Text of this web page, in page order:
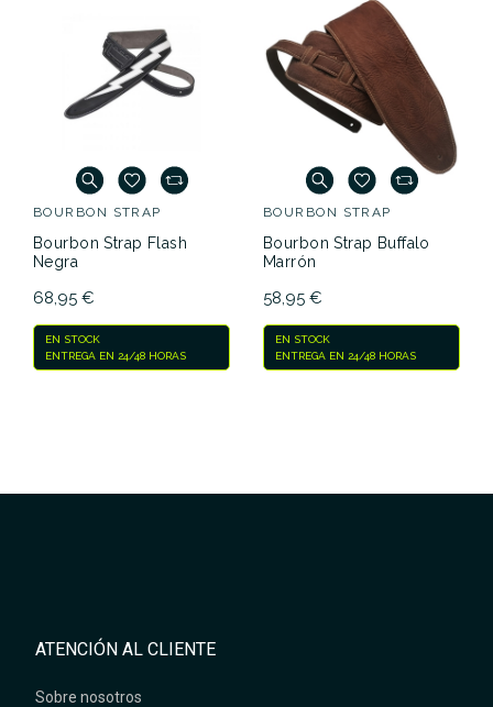
BOURBON STRAP
Bourbon Strap Flash
Negra
68,95 €
EN STOCK
ENTREGA EN 24/48 HORAS
BOURBON STRAP
Bourbon Strap Buffalo
Marrón
58,95 €
EN STOCK
ENTREGA EN 24/48 HORAS
ATENCIÓN AL CLIENTE
Sobre nosotros